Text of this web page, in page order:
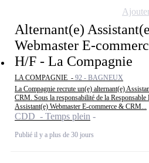
Alternant(e)
Webmaster E-
H/F - La Compagnie
LA COMPAGNIE - 92 - BAGNEUX
La Compagnie recrute un(e) alternant(e)
CRM. Sous la responsabilité de la Responsable
Assistant(e) Webmaster E-commerce & CRM...
CDD - Temps plein
Publié il y a plus de 30 jours